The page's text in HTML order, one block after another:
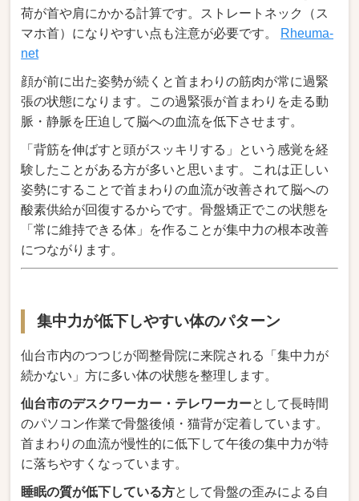
荷が首や肩にかかる計算です。ストレートネック（ス
マホ首）になりやすい点も注意が必要です。
Rheuma-
net
顔が前に出た姿勢が続くと首まわりの筋肉が常に過緊
張の状態になります。この過緊張が首まわりを走る動
脈・静脈を圧迫して脳への血流を低下させます。
「背筋を伸ばすと頭がスッキリする」という感覚を経
験したことがある方が多いと思います。これは正しい
姿勢にすることで首まわりの血流が改善されて脳への
酸素供給が回復するからです。骨盤矯正でこの状態を
「常に維持できる体」を作ることが集中力の根本改善
につながります。
集中力が低下しやすい体のパターン
仙台市内のつつじが岡整骨院に来院される「集中力が
続かない」方に多い体の状態を整理します。
仙台市のデスクワーカー・テレワーカーとして長時間
のパソコン作業で骨盤後傾・猫背が定着しています。
首まわりの血流が慢性的に低下して午後の集中力が特
に落ちやすくなっています。
睡眠の質が低下している方として骨盤の歪みによる自